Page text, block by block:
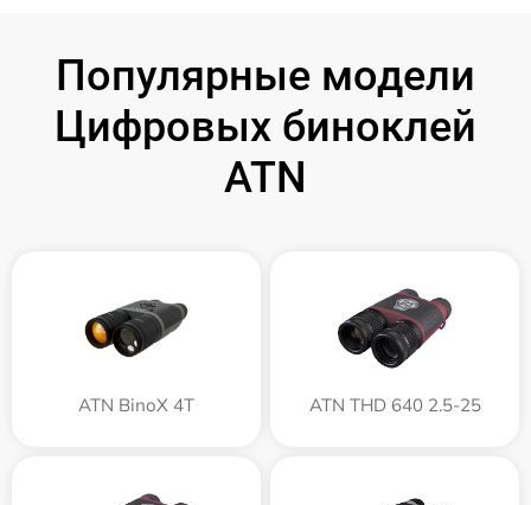
Популярные модели
Цифровых биноклей
ATN
ATN BinoX 4T ATN THD 640 2.5-25